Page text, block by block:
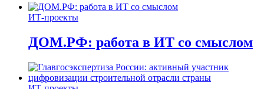
ИТ-проекты
ДОМ.РФ: работа в ИТ со смыслом